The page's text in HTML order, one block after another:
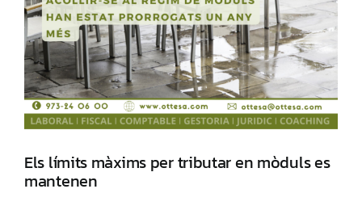
Els límits màxims per tributar en mòduls es
mantenen